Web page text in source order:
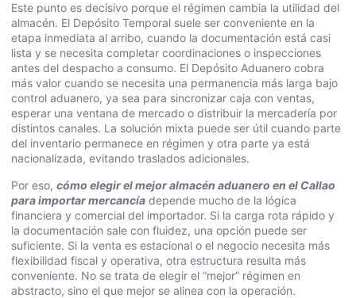
Este punto es decisivo porque el régimen cambia la utilidad del
almacén. El Depósito Temporal suele ser conveniente en la
etapa inmediata al arribo, cuando la documentación está casi
lista y se necesita completar coordinaciones o inspecciones
antes del despacho a consumo. El Depósito Aduanero cobra
más valor cuando se necesita una permanencia más larga bajo
control aduanero, ya sea para sincronizar caja con ventas,
esperar una ventana de mercado o distribuir la mercadería por
distintos canales. La solución mixta puede ser útil cuando parte
del inventario permanece en régimen y otra parte ya está
nacionalizada, evitando traslados adicionales.
Por eso, cómo elegir el mejor almacén aduanero en el Callao
para importar mercancía depende mucho de la lógica
financiera y comercial del importador. Si la carga rota rápido y
la documentación sale con fluidez, una opción puede ser
suficiente. Si la venta es estacional o el negocio necesita más
flexibilidad fiscal y operativa, otra estructura resulta más
conveniente. No se trata de elegir el “mejor” régimen en
abstracto, sino el que mejor se alinea con la operación.